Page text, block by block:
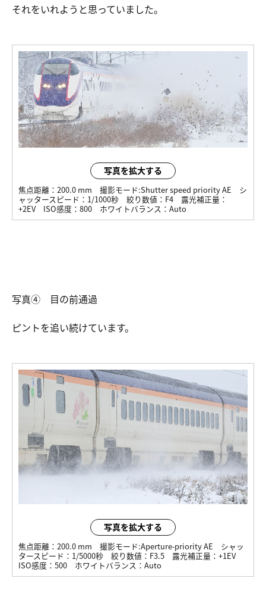
それをいれようと思っていました。
写真を拡大する
焦点距離： 200.0 mm 撮影モード:Shutter speed priority AE
シ
ャッタースピード： 1/1000秒 絞り数値： F4
露光補正量：
+2EV
ISO感度： 800 ホワイトバランス： Auto
写真④ 目の前通過
ピントを追い続けています。
写真を拡大する
焦点距離： 200.0 mm 撮影モード:Aperture-priority AE
シャッ
タースピード： 1/5000秒 絞り数値： F3.5 露光補正量： +1EV
ISO感度： 500 ホワイトバランス： Auto